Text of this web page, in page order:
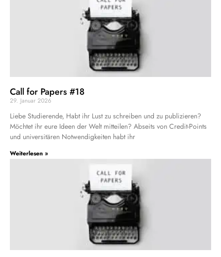
Call for Papers #18
29. Januar 2026
Liebe Studierende, Habt ihr Lust zu schreiben und zu publizieren?
Möchtet ihr eure Ideen der Welt mitteilen? Abseits von Credit-Points
und universitären Notwendigkeiten habt ihr
Weiterlesen »